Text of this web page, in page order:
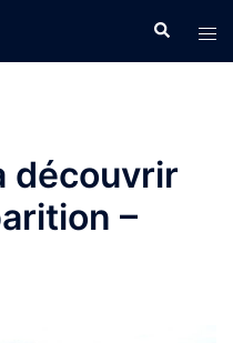
le
découvrir
–